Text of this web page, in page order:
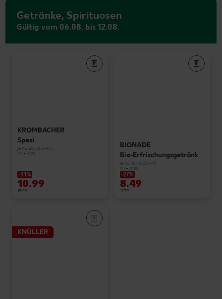
Getränke, Spirituosen
Gültig vom 06.08. bis 12.08.
KROMBACHER
Spezi
je Ka. 20 x 0,5-l-Fl.
(1 l = 1.10)
-31%
10.99
15.99
BIONADE
Bio-Erfrischungsgetränk
je Ka. 12 x 0,33-l-Fl.
(1 l = 2.15)
-27%
8.49
11.79
KNÜLLER